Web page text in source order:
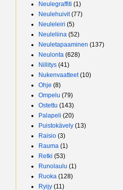
Neulegraffiti (1)
Neulehuivit (77)
Neuleleiri (5)
Neuleliina (52)
Neuletapaaminen (137)
Neulonta (628)
Nillitys (41)
Nukenvaatteet (10)
Ohje (8)
Ompelu (79)
Ostettu (143)
Palapeli (20)
Puistokävely (13)
Raisio (3)
Rauma (1)
Retki (53)
Runolaulu (1)
Ruoka (128)
Ryijy (11)